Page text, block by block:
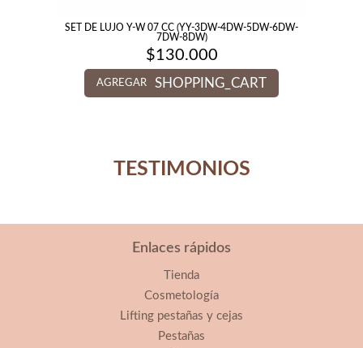
SET DE LUJO Y-W 07 CC (YY-3DW-4DW-5DW-6DW-
7DW-8DW)
$130.000
AGREGAR SHOPPING_CART
TESTIMONIOS
Enlaces rápidos
Tienda
Cosmetología
Lifting pestañas y cejas
Pestañas